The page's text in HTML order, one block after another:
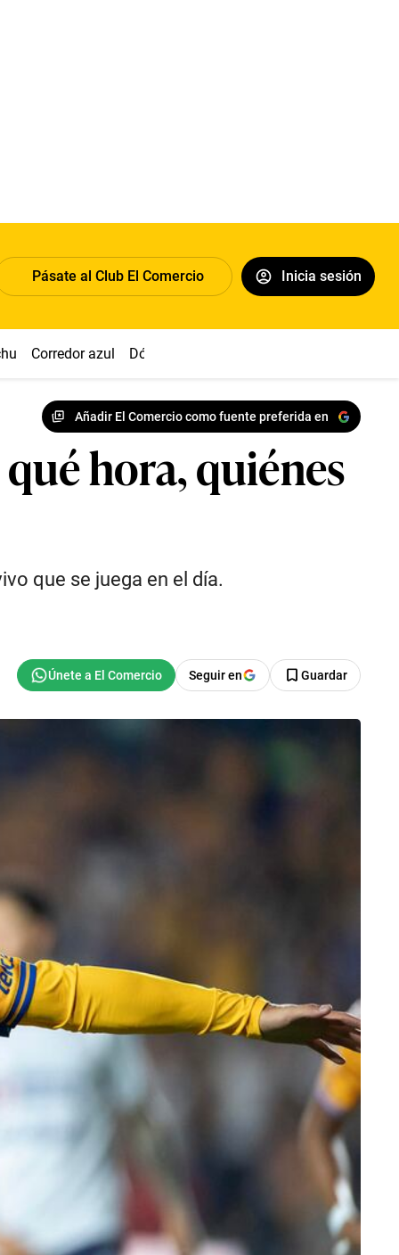
Pásate al Club El Comercio Inicia sesión
Corredor azul Dólar
Añadir El Comercio como fuente preferida en
hora, quiénes
que se juega en el día.
Seguir en Guardar